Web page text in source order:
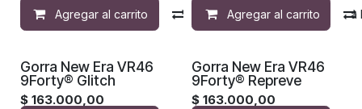
Agregar al carrito Compara Agregar a la
Agregar al carrito
Gorra New Era VR46
9Forty® Glitch
$ 163.000,00
Gorra New Era VR46
9Forty® Repreve
$163.000,00